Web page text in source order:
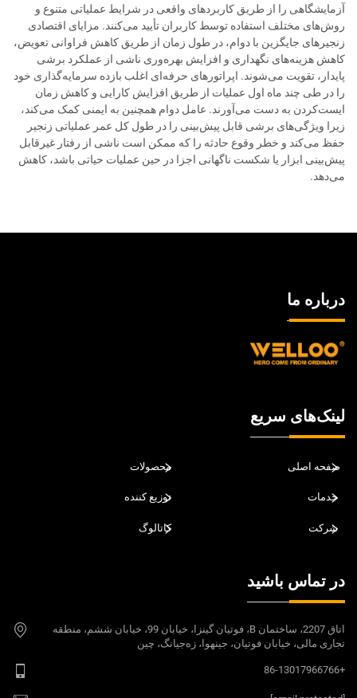
آزمایشگاهی را از طریق کاربردهای واقعی در شرایط عملیاتی متنوع و
روش‌های مختلف استفاده توسط کاربران تأیید می‌کنند. مزایای اقتصادی
زنجیرهای جایگزین با دوام، در طول زمان از طریق کاهش فراوانی تعویض،
کاهش هزینه‌های نگهداری و افزایش بهره‌وری ناشی از عملکرد برشی
پایدار، تقویت می‌شوند. اپراتورهای حرفه‌ای اغلب بازده سرمایه‌گذاری خود
را در طی چند ماه اول عملیات از طریق افزایش کارایی و کاهش زمان
ایست‌کردن به دست می‌آورند. عامل دوام همچنین به ایمنی کمک می‌کند،
زیرا ویژگی‌های برشی قابل پیش‌بینی را در طول کل عمر عملیاتی زنجیر
حفظ می‌کند و خطر وقوع حادثه را که ممکن است ناشی از رفتار غیرقابل
پیش‌بینی ابزار یا شکست ناگهانی اجزا در حین عملیات حیاتی باشد، کاهش
می‌دهد.
درباره ما
لینک‌های سریع
صفحه اصلی محصولات
خدمات توزیع کننده
شرکت کاتالوگ
در تماس باشید
اتاق 2207، ساختمان B، فوتیان گینزا، خیابان 99، خیابان ششم، منطقه
تجاری مالی، خیابان فوتیان، جینهوا، زه‌جیانگ، چین
+86-13017966766